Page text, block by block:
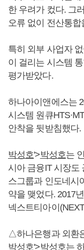
한 우려가 컸다. 그
오류 없이 전산통
특히 외부 사업자
이 걸리는 시스템
평가받았다.
하나아이앤에스는
시스템 원큐
안착을 뒷받침했다.
박성호'>박성호는
시아 금융IT 시장도
스그룹과 인도네시
약을 맺었다. 2017
넥스트티아이
△하나은행과 외환
박성호'>박성호는